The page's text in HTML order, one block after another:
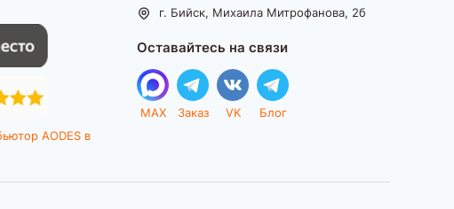
AODES в
г. Бийск, Михаила Митрофанова, 2б
Оставайтесь на связи
MAX Заказ VK Блог